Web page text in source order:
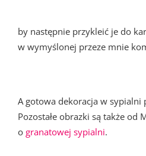
by następnie przykleić je do
w wymyślonej przeze mnie
A gotowa dekoracja w sypialni
Pozostałe obrazki są także od
o granatowej sypialni.